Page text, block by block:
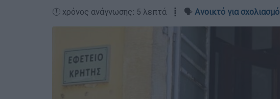
🕛 χρόνος ανάγνωσης: 5 λεπτά ┋ 🗣️ Ανοικτό για σχολιασμό